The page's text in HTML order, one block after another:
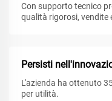
Con supporto tecnico
qualità rigorosi, vendite
Persisti
L'azienda ha ottenuto
per utilità.